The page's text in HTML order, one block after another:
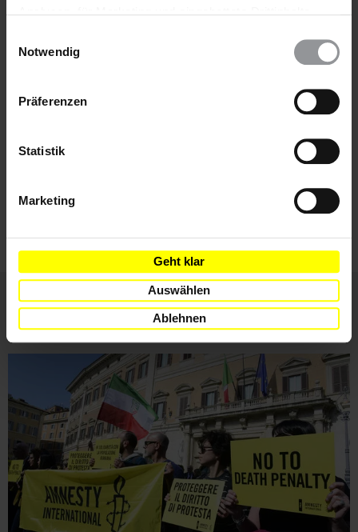
wieder ändern. Diesen Banner kannst Du über den Link
Notwendig
Präferenzen
Statistik
Marketing
Geht klar
Auswählen
Ablehnen
Nachname
E-
Nutzungsbedingungen
gelesen und stimme
Weitere Artikel